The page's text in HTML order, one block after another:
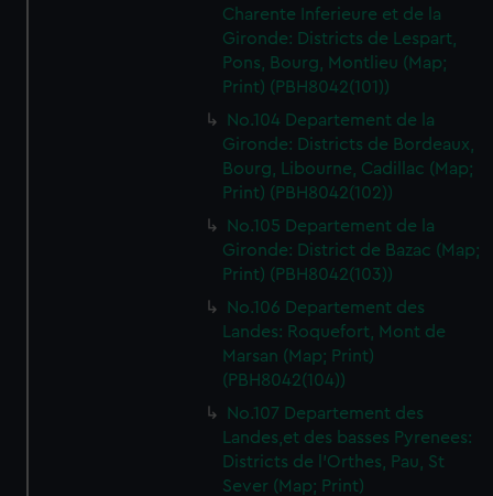
Charente Inferieure et de la
Gironde: Districts de Lespart,
Pons, Bourg, Montlieu (Map;
Print) (PBH8042(101))
No.104 Departement de la
Gironde: Districts de Bordeaux,
Bourg, Libourne, Cadillac (Map;
Print) (PBH8042(102))
No.105 Departement de la
Gironde: District de Bazac (Map;
Print) (PBH8042(103))
No.106 Departement des
Landes: Roquefort, Mont de
Marsan (Map; Print)
(PBH8042(104))
No.107 Departement des
Landes,et des basses Pyrenees:
Districts de l'Orthes, Pau, St
Sever (Map; Print)